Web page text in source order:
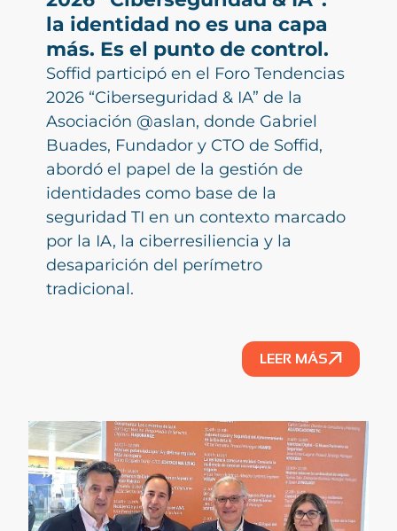
la identidad no es una capa
más. Es el punto de control.
Soffid participó en el Foro Tendencias
2026 “Ciberseguridad & IA” de la
Asociación @aslan, donde Gabriel
Buades, Fundador y CTO de Soffid,
abordó el papel de la gestión de
identidades como base de la
seguridad TI en un contexto marcado
por la IA, la ciberresiliencia y la
desaparición del perímetro
tradicional.
LEER MÁS